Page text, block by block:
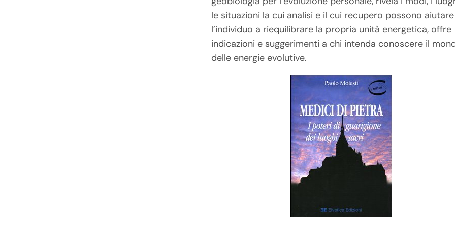
le situazioni la cui analisi e il cui recupero possono aiutare
l’individuo a riequilibrare la propria unità energetica, offre
indicazioni e suggerimenti a chi intenda conoscere il
delle energie evolutive.